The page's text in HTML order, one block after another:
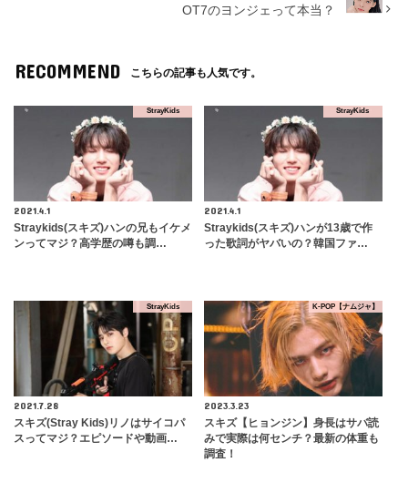
OT7のヨンジェって本当？
RECOMMEND こちらの記事も人気です。
StrayKids
2021.4.1
​Straykids(スキズ)ハンの兄もイケメ
ンってマジ？高学歴の噂も調…
StrayKids
2021.4.1
Straykids(スキズ)ハンが13歳で作
った歌詞がヤバいの？韓国ファ…
StrayKids
2021.7.28
スキズ(Stray Kids)リノはサイコパ
スってマジ？エピソードや動画…
K-POP【ナムジャ】
2023.3.23
スキズ【ヒョンジン】身長はサバ読
みで実際は何センチ？最新の体重も
調査！